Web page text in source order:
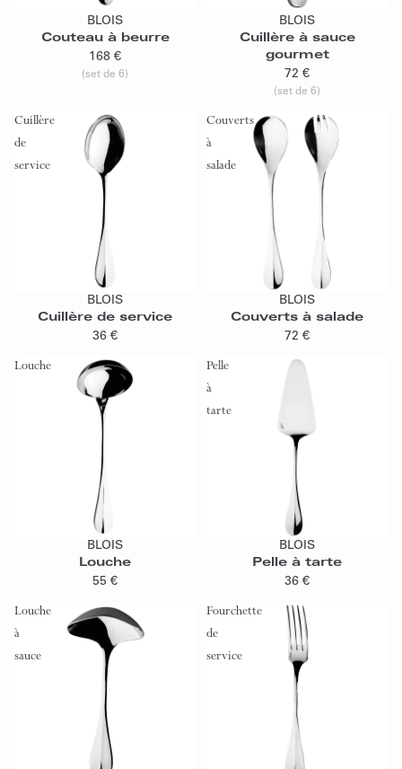
BLOIS
Couteau à beurre
168 €
(set de 6)
BLOIS
Cuillère à sauce
gourmet
72 €
(set de 6)
Cuillère
de
service
Ajouter au panier
BLOIS
Cuillère de service
36 €
Couverts
à
salade
Ajouter au panier
BLOIS
Couverts à salade
72 €
Louche
Ajouter au panier
BLOIS
Louche
55 €
Pelle
à
tarte
Ajouter au panier
BLOIS
Pelle à tarte
36 €
Louche
à
sauce
Ajouter au panier
Fourchette
de
service
Ajouter au panier